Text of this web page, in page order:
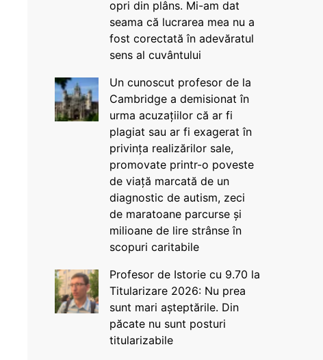
opri din plâns. Mi-am dat
seama că lucrarea mea nu a
fost corectată în adevăratul
sens al cuvântului
Un cunoscut profesor de la
Cambridge a demisionat în
urma acuzațiilor că ar fi
plagiat sau ar fi exagerat în
privința realizărilor sale,
promovate printr-o poveste
de viață marcată de un
diagnostic de autism, zeci
de maratoane parcurse și
milioane de lire strânse în
scopuri caritabile
Profesor de Istorie cu 9.70 la
Titularizare 2026: Nu prea
sunt mari așteptările. Din
păcate nu sunt posturi
titularizabile